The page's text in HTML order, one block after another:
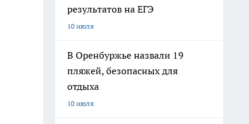
результатов на ЕГЭ
10 июля
В Оренбуржье назвали 19
пляжей, безопасных для
отдыха
10 июля